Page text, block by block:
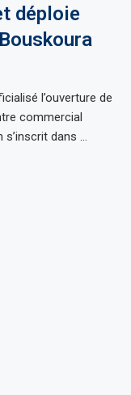
déploie
l’ouverture de
commercial
dans …